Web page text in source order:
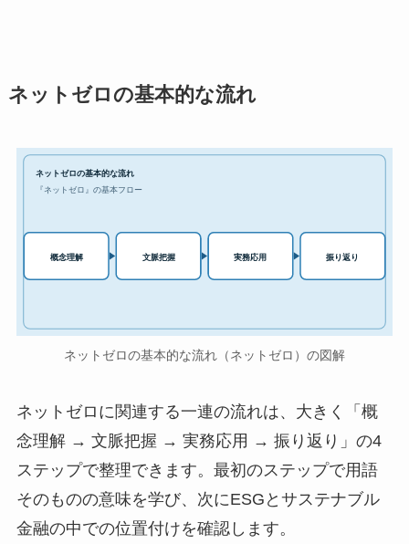
ネットゼロの基本的な流れ
ネットゼロの基本的な流れ
『ネットゼロ』の基本フロー
概念理解 文脈把握 実務応用 振り返り
ネットゼロの基本的な流れ（ネットゼロ）の図解
ネットゼロに関連する一連の流れは、大きく「概
念理解 → 文脈把握 → 実務応用 → 振り返り」の4
ステップで整理できます。最初のステップで用語
そのものの意味を学び、次にESGとサステナブル
金融の中での位置付けを確認します。